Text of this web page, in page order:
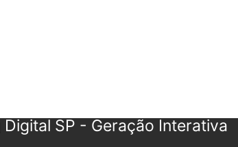
SP - Geração Interativa